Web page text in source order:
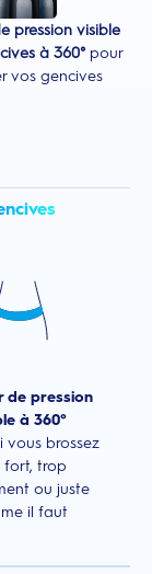
pression visible
à 360°pour
vos gencives
de pression
à 360°
vous brossez
fort, trop
ou juste
il faut